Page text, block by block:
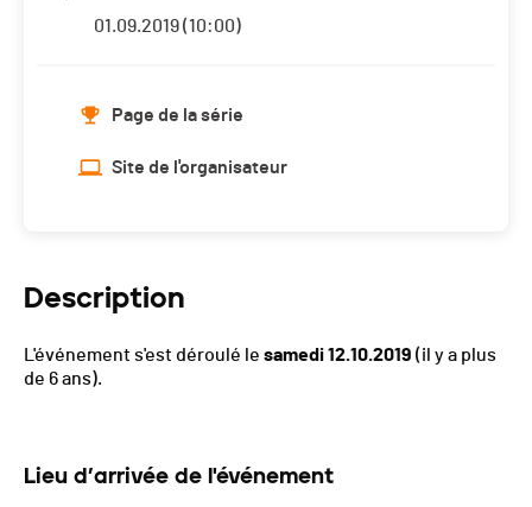
01.09.2019 (10:00)
Page de la série
Site de l'organisateur
Description
L'événement s'est déroulé le samedi 12.10.2019 (il y a plus
de 6 ans).
Lieu d’arrivée de l'événement